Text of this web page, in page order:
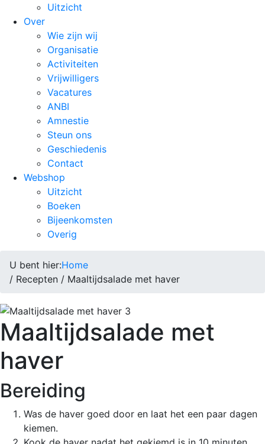
Uitzicht
Over
Wie zijn wij
Organisatie
Activiteiten
Vrijwilligers
Vacatures
ANBI
Amnestie
Steun ons
Geschiedenis
Contact
Webshop
Uitzicht
Boeken
Bijeenkomsten
Overig
U bent hier:Home
/ Recepten / Maaltijdsalade met haver
Maaltijdsalade met
haver
Bereiding
Was de haver goed door en laat het een paar dagen
kiemen.